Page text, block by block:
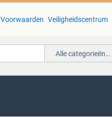
Voorwaarden Veiligheidscentrum
Alle categorieën…